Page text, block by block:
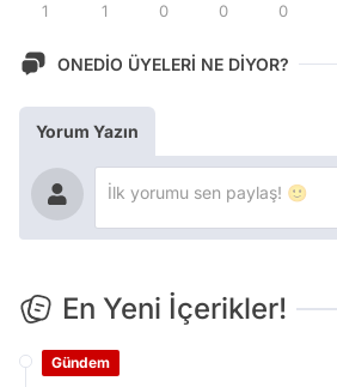
1 1 0 0 0
ONEDİO ÜYELERİ NE DİYOR?
Yorum Yazın
En Yeni İçerikler!
Gündem